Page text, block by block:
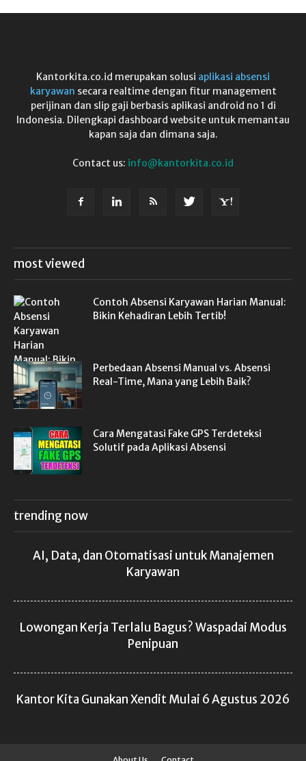
Kantorkita.co.id merupakan solusi aplikasi absensi
karyawan secara realtime dengan fitur management
perijinan dan slip gaji berbasis aplikasi android no 1 di
Indonesia. Dilengkapi dashboard website untuk memantau
kapan saja dan dimana saja.
Contact us: info@kantorkita.co.id
most viewed
Contoh Absensi Karyawan Harian Manual:
Bikin Kehadiran Lebih Tertib!
Perbedaan Absensi Manual vs. Absensi
Real-Time, Mana yang Lebih Baik?
Cara Mengatasi Fake GPS Terdeteksi
Solutif pada Aplikasi Absensi
trending now
AI, Data, dan Otomatisasi untuk Manajemen
Karyawan
Lowongan Kerja Terlalu Bagus? Waspadai Modus
Penipuan
Kantor Kita Gunakan Xendit Mulai 6 Agustus 2026